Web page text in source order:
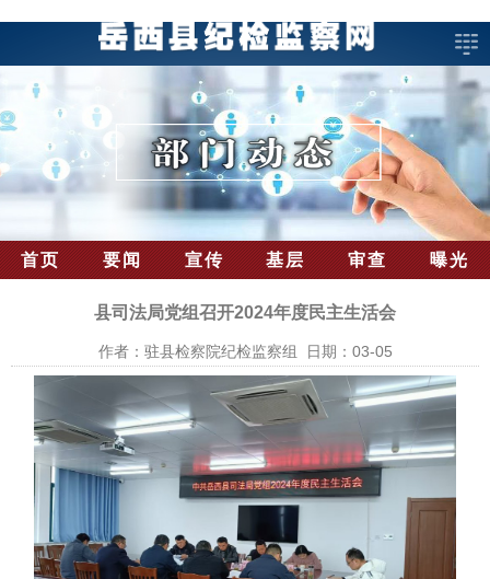
首页 要闻 宣传 基层 审查 曝光
县司法局党组召开2024年度民主生活会
作者：驻县检察院纪检监察组 日期：03-05